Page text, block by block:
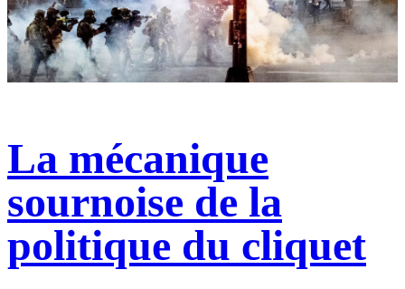
La mécanique
sournoise de la
politique du cliquet